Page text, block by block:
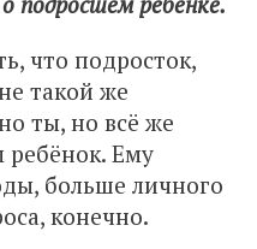
что подросток,
такой же
ты, но всё же
ребёнок. Ему
больше личного
конечно.